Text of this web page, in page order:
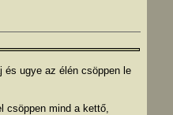
és ugye az élén csöppen le
mind a kettő,